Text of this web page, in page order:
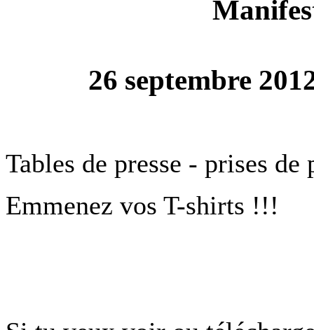
26 septembre
Tables de presse - prises de
Emmenez vos T-shirts !!!